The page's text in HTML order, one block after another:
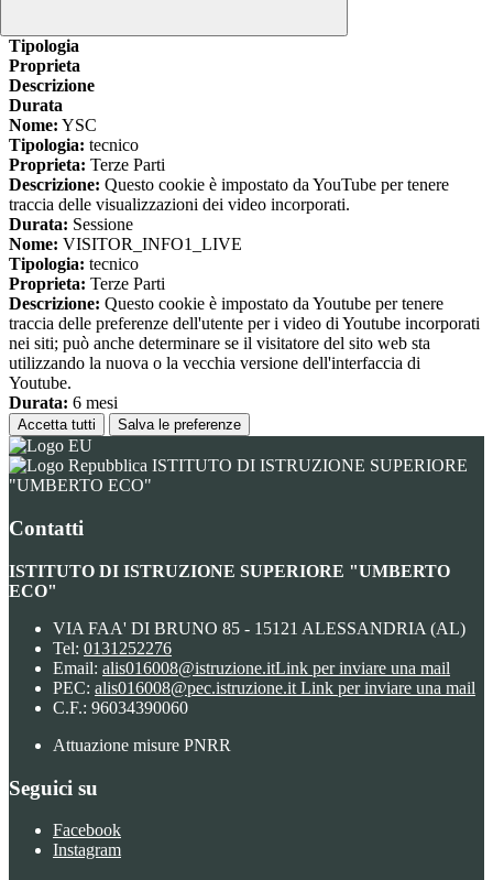
Tipologia
Proprieta
Descrizione
Durata
Nome: YSC
Tipologia: tecnico
Proprieta: Terze Parti
Descrizione: Questo cookie è impostato da YouTube per tenere
traccia delle visualizzazioni dei video incorporati.
Durata: Sessione
Nome: VISITOR_INFO1_LIVE
Tipologia: tecnico
Proprieta: Terze Parti
Descrizione: Questo cookie è impostato da Youtube per tenere
traccia delle preferenze dell'utente per i video di Youtube incorporati
nei siti; può anche determinare se il visitatore del sito web sta
utilizzando la nuova o la vecchia versione dell'interfaccia di
Youtube.
Durata: 6 mesi
Accetta tutti Salva le preferenze
ISTITUTO DI ISTRUZIONE SUPERIORE
"UMBERTO ECO"
Contatti
ISTITUTO DI ISTRUZIONE SUPERIORE "UMBERTO
ECO"
VIA FAA' DI BRUNO 85 - 15121 ALESSANDRIA (AL)
Tel: 0131252276
Email: alis016008@istruzione.itLink per inviare una mail
PEC: alis016008@pec.istruzione.it Link per inviare una mail
C.F.: 96034390060
Attuazione misure PNRR
Seguici su
Facebook
Instagram